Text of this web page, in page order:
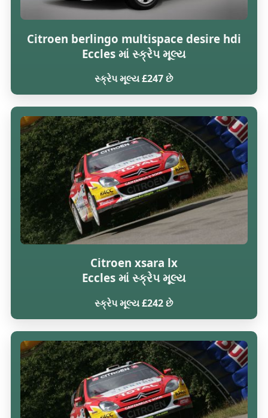
Citroen berlingo multispace desire hdi
Eccles માં સ્ક્રેપ મૂલ્ય
સ્ક્રેપ મૂલ્ય £247 છે
Citroen xsara lx
Eccles માં સ્ક્રેપ મૂલ્ય
સ્ક્રેપ મૂલ્ય £242 છે